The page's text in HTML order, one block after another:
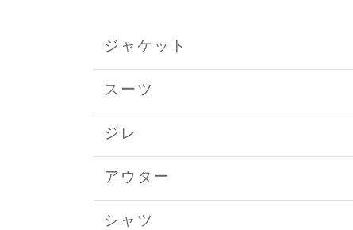
ジャケット
スーツ
ジレ
アウター
シャツ